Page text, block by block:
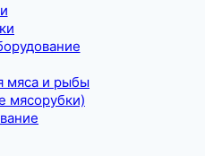
мяса и рыбы
мясорубки)